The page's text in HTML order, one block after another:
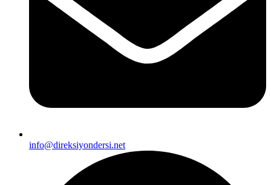
info@direksiyondersi.net